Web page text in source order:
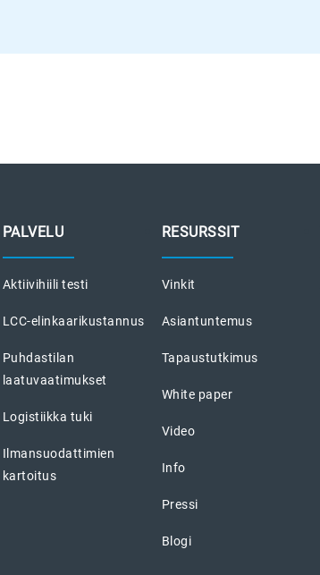
PALVELU
Aktiivihiili testi
LCC-elinkaarikustannus
Puhdastilan
laatuvaatimukset
Logistiikka tuki
Ilmansuodattimien
kartoitus
RESURSSIT
Vinkit
Asiantuntemus
Tapaustutkimus
White paper
Video
Info
Pressi
Blogi